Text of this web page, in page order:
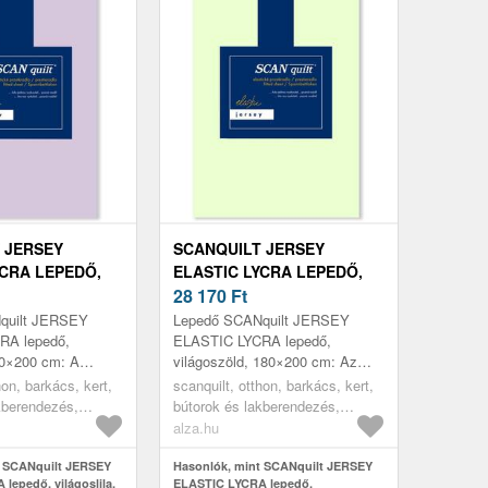
LEPEDŐ,
180×200 CM
JERSEY
lepedő,
cm: A
lepedő nem
védelem a
barkács, kert,
JERSEY
lepedő, világoslila,
SCANQUILT JERSEY
ELASTIC LYCRA LEPEDŐ,
VILÁGOSZÖLD, 180×200 CM
28 170 Ft
Lepedő SCANquilt JERSEY
ELASTIC LYCRA lepedő,
világoszöld, 180×200 cm: Az
igényes kialakítású Scanquilt
lepedő nem csak védelmet nyújt
a matracnak,...
scanquilt, otthon, barkács, kert,
bútorok és lakberendezés,
lakástextil, ágyneműhuzatok,
alza.hu
Hasonlók, mint SCANquilt JERSEY
ELASTIC LYCRA lepedő,